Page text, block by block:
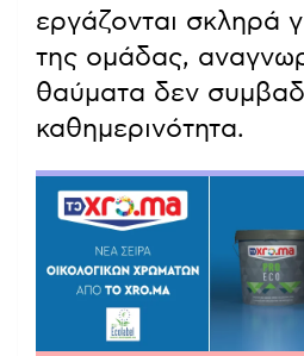
εργάζονται σκληρά
της ομάδας,
θαύματα δεν
καθημερινότητα.